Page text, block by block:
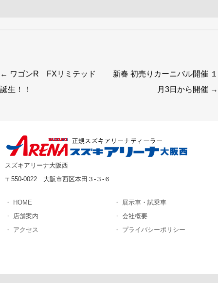
投稿ナビゲーション
← ワゴンR FXリミテッド
誕生！！
新春 初売りカーニバル開催 １
月3日から開催 →
スズキアリーナ大阪西
〒550-0022 大阪市西区本田３-３-６
HOME
店舗案内
アクセス
展示車・試乗車
会社概要
プライバシーポリシー